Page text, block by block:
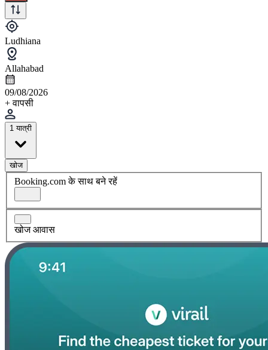
Ludhiana
Allahabad
09/08/2026
+ वापसी
1 यात्री
खोज
Booking.com के साथ बने रहें
खोज आवास